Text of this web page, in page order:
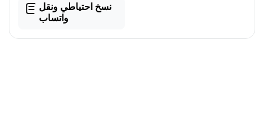
نسخ احتياطي ونقل
واتساب